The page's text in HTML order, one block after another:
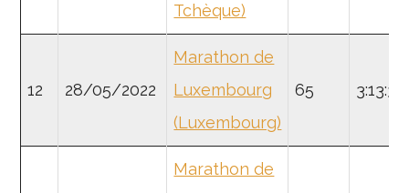
Tchèque)
12 28/05/2022
Marathon de
Luxembourg
(Luxembourg)
65 3:13:35
Marathon de